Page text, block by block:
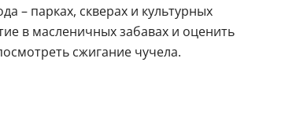
– парках, скверах и культурных
в масленичных забавах и оценить
сжигание чучела.